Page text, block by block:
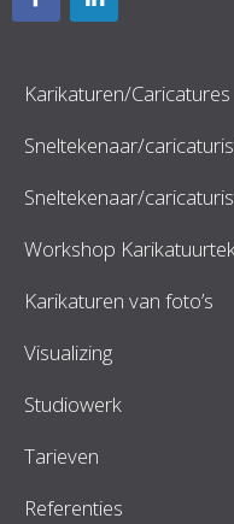
Karikaturen/Caricatures
Sneltekenaar/
Sneltekenaar/
Workshop
Karikaturen van foto’s
Visualizing
Studiowerk
Tarieven
Referenties